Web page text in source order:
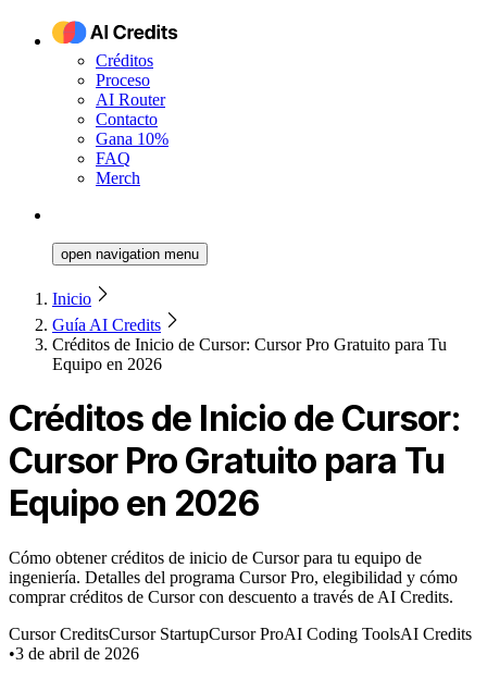
Créditos
Proceso
AI Router
Contacto
Gana 10%
FAQ
Merch
open navigation menu
Inicio
Guía AI Credits
Créditos de Inicio de Cursor: Cursor Pro Gratuito para Tu
Equipo en 2026
Créditos de Inicio de Cursor:
Cursor Pro Gratuito para Tu
Equipo en 2026
Cómo obtener créditos de inicio de Cursor para tu equipo de
ingeniería. Detalles del programa Cursor Pro, elegibilidad y cómo
comprar créditos de Cursor con descuento a través de AI Credits.
Cursor CreditsCursor StartupCursor ProAI Coding ToolsAI Credits
•3 de abril de 2026